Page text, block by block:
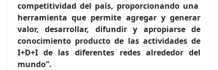
competitividad del país, proporcionando una
herramienta que permite agregar y generar
valor, desarrollar, difundir y apropiarse de
conocimiento producto de las actividades de
I+D+I de las diferentes redes alrededor del
mundo”.